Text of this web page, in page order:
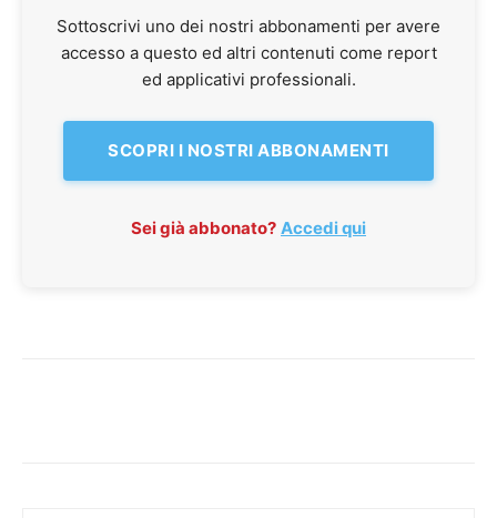
Sottoscrivi uno dei nostri abbonamenti per avere
accesso a questo ed altri contenuti come report
ed applicativi professionali.
SCOPRI I NOSTRI ABBONAMENTI
Sei già abbonato? Accedi qui